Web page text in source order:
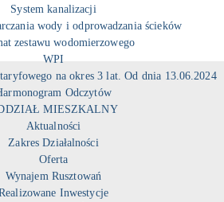
System kanalizacji
wody i odprowadzania ścieków
zestawu wodomierzowego
WPI
na okres 3 lat. Od dnia 13.06.2024
Odczytów
MIESZKALNY
Aktualności
Zakres Działalności
Oferta
Wynajem Rusztowań
Inwestycje